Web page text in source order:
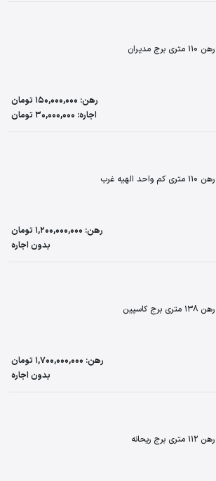
رهن 110 متری برج مدیران
رهن: 150,000,000 تومان
اجاره: 30,000,000 تومان
رهن 110 متری کم واحد الهیه غرب
رهن: 1,200,000,000 تومان
بدون اجاره
رهن 138 متری برج کاسپین
رهن: 1,700,000,000 تومان
بدون اجاره
رهن 112 متری برج ریحانه